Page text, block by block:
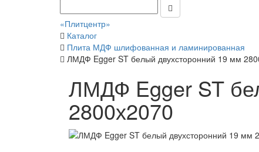
«Плитцентр»
Каталог
Плита МДФ шлифованная и ламинированная
ЛМДФ Egger ST белый двухсторонний 19 мм
ЛМДФ Egger ST
2800х2070